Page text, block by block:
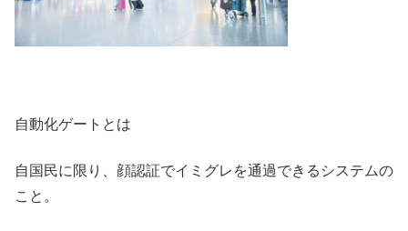
自動化ゲートとは
自国民に限り、顔認証でイミグレを通過できるシステムの
こと。